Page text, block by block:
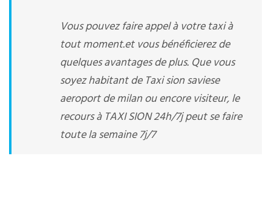
Vous pouvez faire appel à votre taxi à
tout moment.et vous bénéficierez de
quelques avantages de plus. Que vous
soyez habitant de Taxi sion saviese
aeroport de milan ou encore visiteur, le
recours à TAXI SION 24h/7j peut se faire
toute la semaine 7j/7